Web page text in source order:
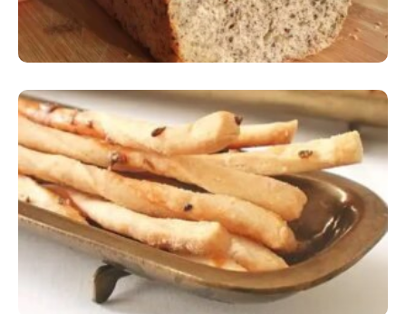
Comer Bem: Palitinhos De Cebola E Salsa